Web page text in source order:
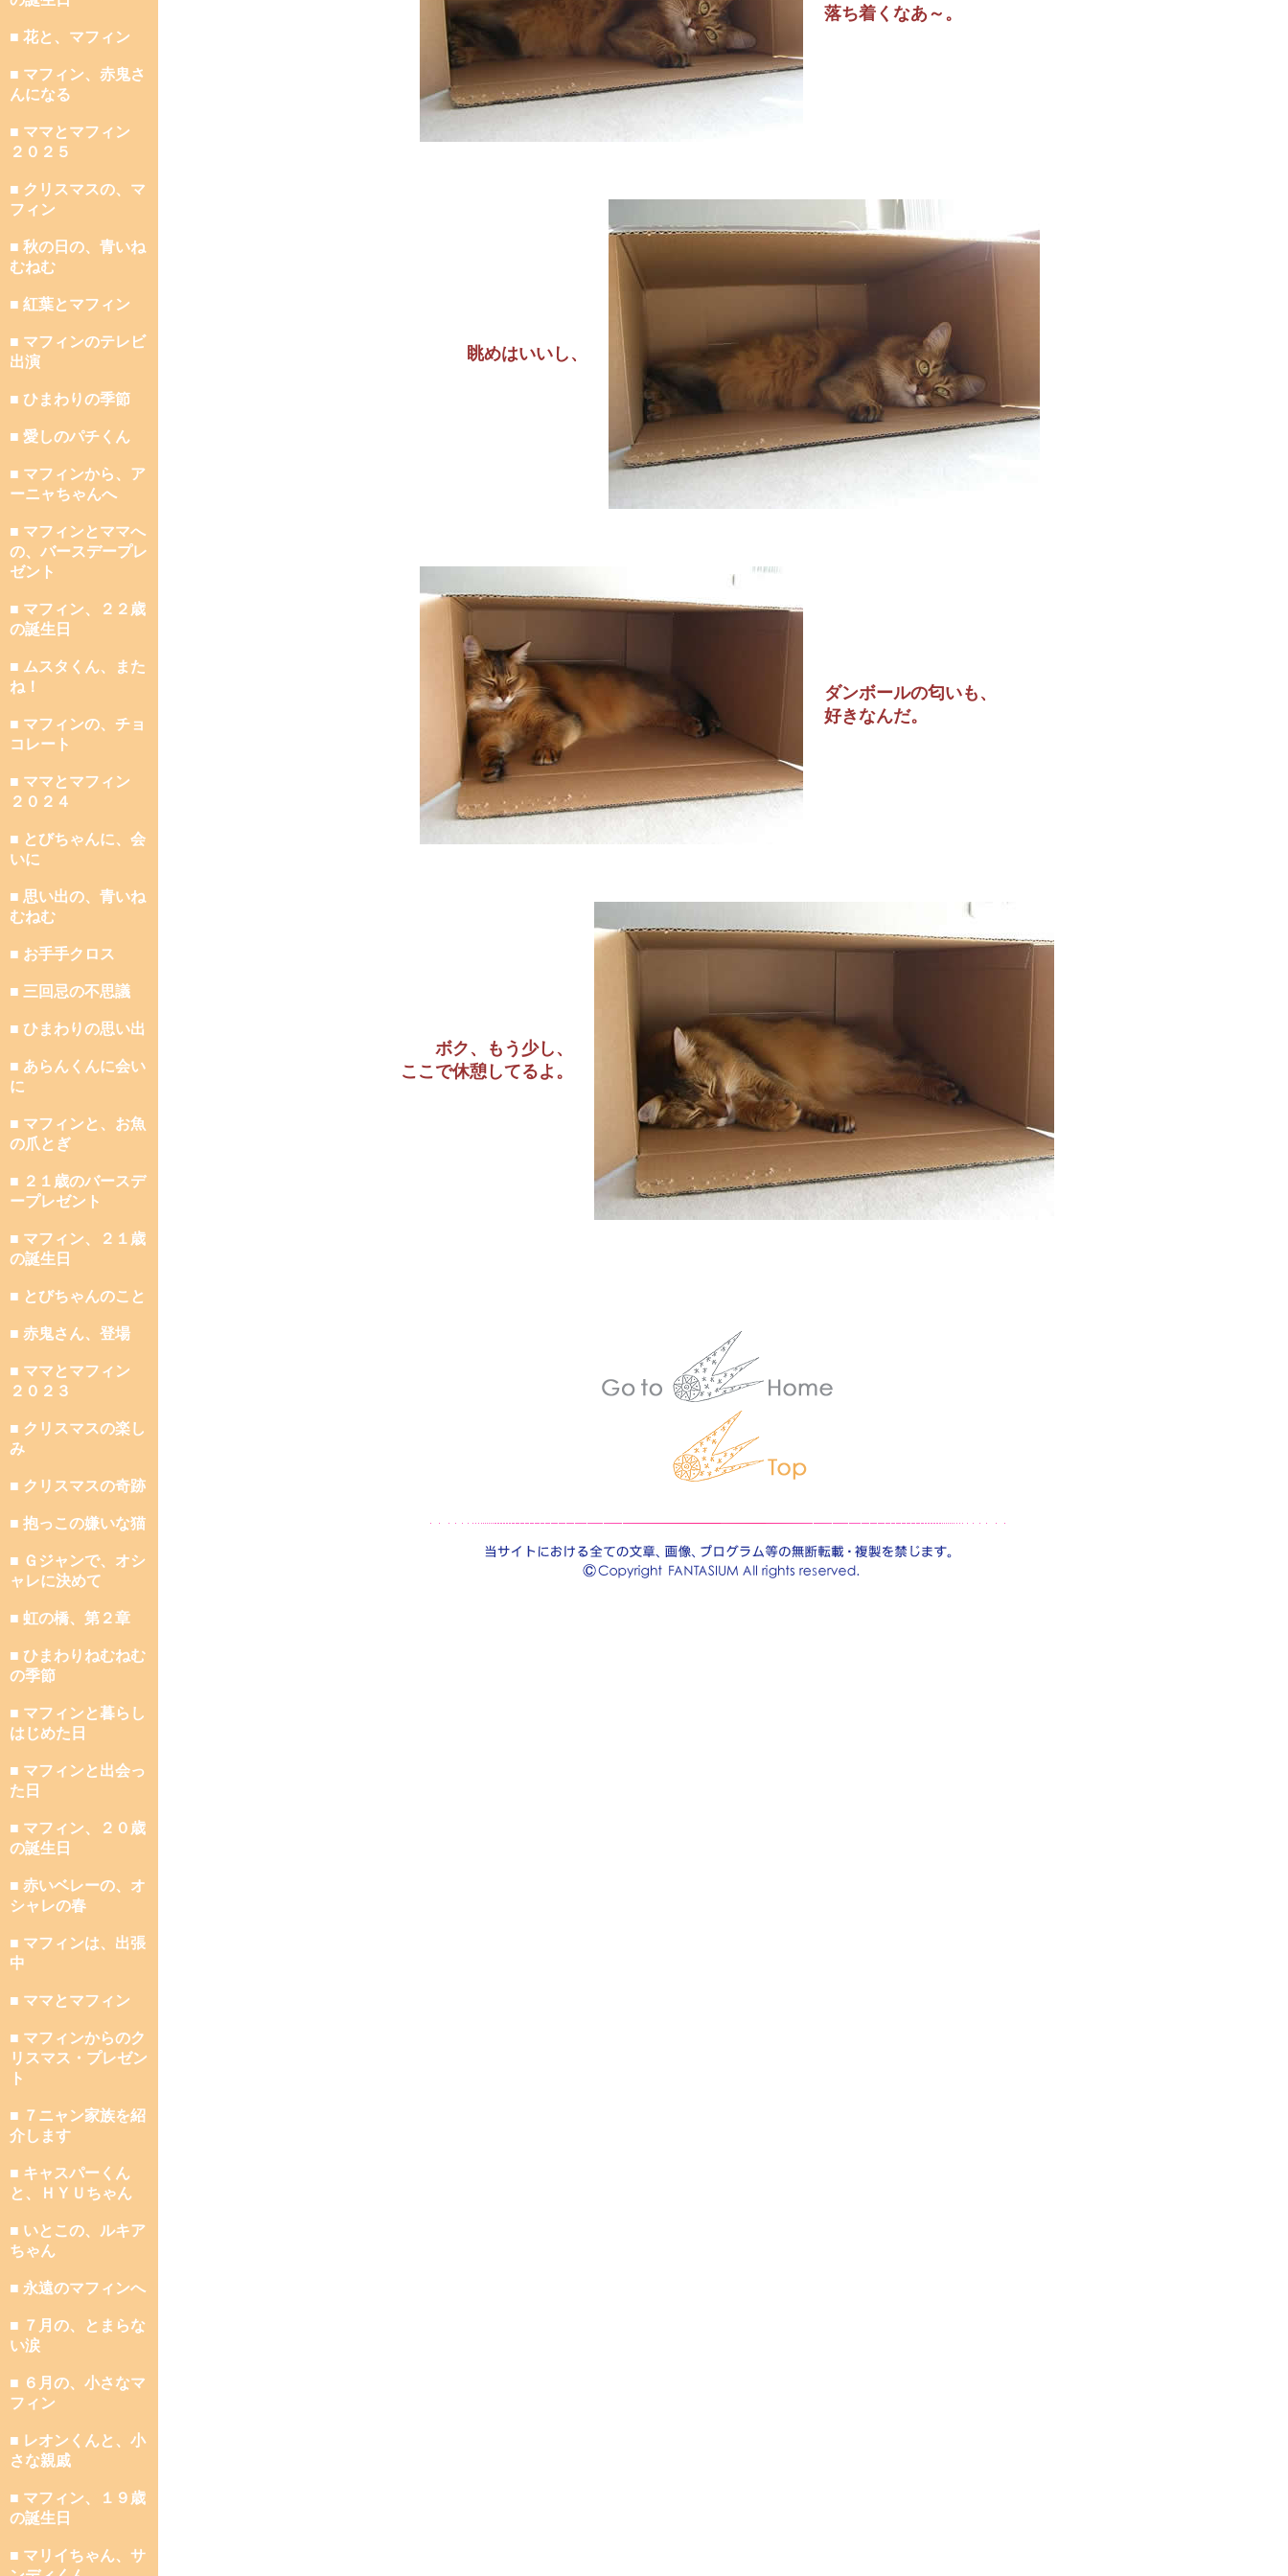
■ 花と、マフィン
■ マフィン、赤鬼さ
んになる
■ ママとマフィン
２０２５
■ クリスマスの、マ
フィン
■ 秋の日の、青いね
むねむ
■ 紅葉とマフィン
■ マフィンのテレビ
出演
■ ひまわりの季節
■ 愛しのパチくん
■ マフィンから、ア
ーニャちゃんへ
■ マフィンとママへ
の、バースデープレ
ゼント
■ マフィン、２２歳
の誕生日
■ ムスタくん、また
ね！
■ マフィンの、チョ
コレート
■ ママとマフィン
２０２４
■ とびちゃんに、会
いに
■ 思い出の、青いね
むねむ
■ お手手クロス
■ 三回忌の不思議
■ ひまわりの思い出
■ あらんくんに会い
に
■ マフィンと、お魚
の爪とぎ
■ ２１歳のバースデ
ープレゼント
■ マフィン、２１歳
の誕生日
■ とびちゃんのこと
■ 赤鬼さん、登場
■ ママとマフィン
２０２３
■ クリスマスの楽し
み
■ クリスマスの奇跡
■ 抱っこの嫌いな猫
■ Ｇジャンで、オシ
ャレに決めて
■ 虹の橋、第２章
■ ひまわりねむねむ
の季節
■ マフィンと暮らし
はじめた日
■ マフィンと出会っ
た日
■ マフィン、２０歳
の誕生日
■ 赤いベレーの、オ
シャレの春
■ マフィンは、出張
中
■ ママとマフィン
■ マフィンからのク
リスマス・プレゼン
ト
■ ７ニャン家族を紹
介します
■ キャスパーくん
と、ＨＹＵちゃん
■ いとこの、ルキア
ちゃん
■ 永遠のマフィンへ
■ ７月の、とまらな
い涙
■ ６月の、小さなマ
フィン
■ レオンくんと、小
さな親戚
■ マフィン、１９歳
の誕生日
■ マリイちゃん、サ
落ち着くなあ～。
眺めはいいし、
ダンボールの匂いも、
好きなんだ。
ボク、もう少し、
ここで休憩してるよ。